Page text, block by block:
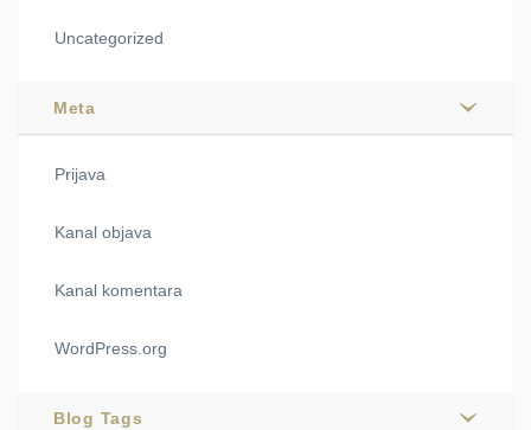
Uncategorized
Meta
Prijava
Kanal objava
Kanal komentara
WordPress.org
Blog Tags